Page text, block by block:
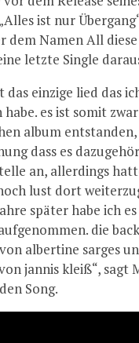
ist nur
dem Namen All
letzte Single
das einzige lied das
habe. es ist somit
album
dass es
an, allerdings
lust dort
später habe ich
die
albertine sarges
jannis kleiß“, sagt
Song.